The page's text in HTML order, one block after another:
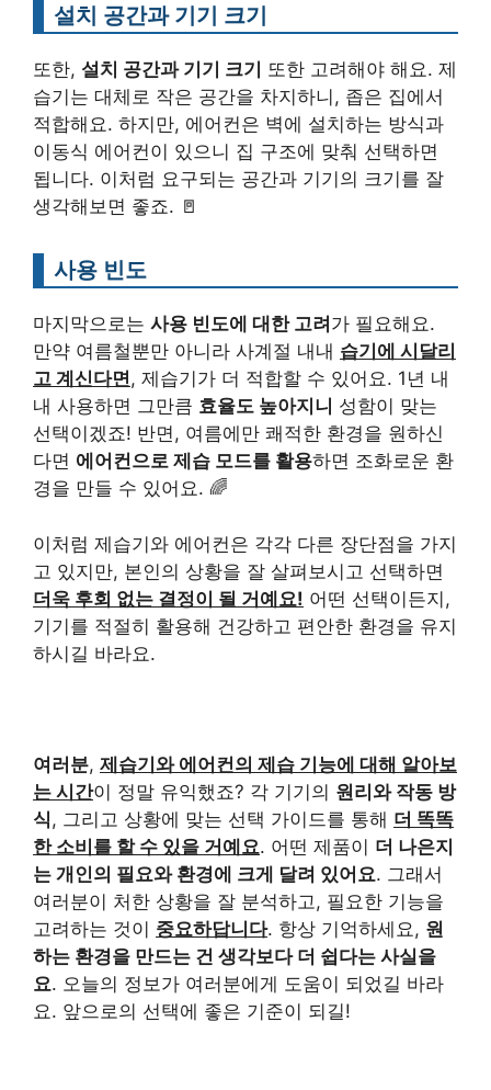
설치 공간과 기기 크기
또한, 설치 공간과 기기 크기
또한 고려해야 해요. 제
습기는 대체로 작은 공간을 차지하니, 좁은 집에서
적합해요. 하지만, 에어컨은 벽에 설치하는 방식과
이동식 에어컨이 있으니 집 구조에 맞춰 선택하면
됩니다. 이처럼 요구되는 공간과 기기의 크기를 잘
생각해보면 좋죠. 🚪
사용 빈도
마지막으로는 사용 빈도에 대한 고려 가 필요해요.
만약 여름철뿐만 아니라 사계절 내내 습기에 시달리
고 계신다면, 제습기가 더 적합할 수 있어요. 1년 내
내 사용하면 그만큼 효율도 높아지니 성함이 맞는
선택이겠죠! 반면, 여름에만 쾌적한 환경을 원하신
다면 에어컨으로 제습 모드를 활용하면 조화로운 환
경을 만들 수 있어요. 🌈
이처럼 제습기와 에어컨은 각각 다른 장단점을 가지
고 있지만, 본인의 상황을 잘 살펴보시고 선택하면
더욱 후회 없는 결정이 될 거예요! 어떤 선택이든지,
기기를 적절히 활용해 건강하고 편안한 환경을 유지
하시길 바라요.
여러분, 제습기와 에어컨의 제습 기능에 대해 알아보
는 시간이 정말 유익했죠? 각 기기의 원리와 작동 방
식, 그리고 상황에 맞는 선택 가이드를 통해 더 똑똑
한 소비를 할 수 있을 거예요. 어떤 제품이 더 나은지
는 개인의 필요와 환경에 크게 달려 있어요. 그래서
여러분이 처한 상황을 잘 분석하고, 필요한 기능을
고려하는 것이 중요하답니다. 항상 기억하세요, 원
하는 환경을 만드는 건 생각보다 더 쉽다는 사실을
요. 오늘의 정보가 여러분에게 도움이 되었길 바라
요. 앞으로의 선택에 좋은 기준이 되길!